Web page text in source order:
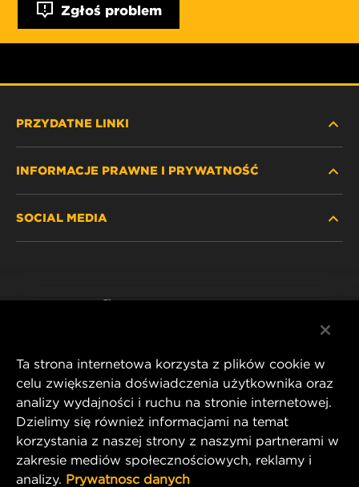
Zgłoś problem
PRZYDATNE LINKI
GDZIE KUPIĆ
INFORMACJE PRAWNE I PRYWATNOŚĆ
SOCIAL MEDIA
MANN+HUMMEL FT Poland
ul. Wrocławska 145,
63-800 GOSTYŃ, POLAND
Tel. +48 65 572 89 00
Ta strona internetowa korzysta z plików cookie w
celu zwiększenia doświadczenia użytkownika oraz
analizy wydajności i ruchu na stronie internetowej.
Dzielimy się również informacjami na temat
korzystania z naszej strony z naszymi partnerami w
zakresie mediów społecznościowych, reklamy i
analizy. Prywatnosc danych